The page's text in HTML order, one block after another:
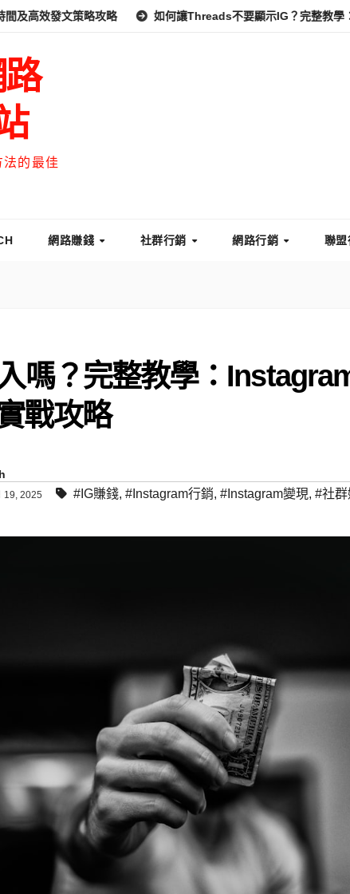
發文策略攻略 如何讓Threads不要顯示IG？完整教學：高效管
的最佳
網路賺錢 社群行銷 網路行銷 聯盟
嗎？完整教學：
戰攻略
19, 2025 #IG賺錢, #Instagram行銷, #Instagram變現, #社群